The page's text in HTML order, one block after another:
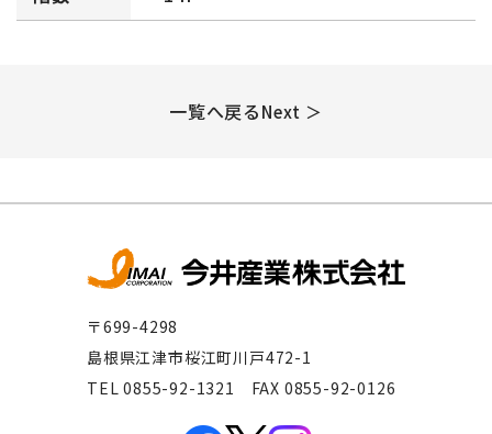
一覧へ戻るNext ＞
〒699-4298
島根県江津市桜江町川戸472-1
TEL 0855-92-1321 FAX 0855-92-0126